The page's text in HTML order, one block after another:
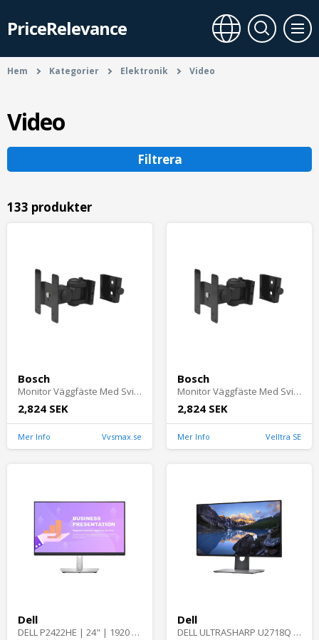
PriceRelevance
Hem Kategorier Elektronik Video
Video
Filtrera
133 produkter
Bosch
Monitor Väggfäste Med Svivel Svart Bosch
2,824 SEK
Mer Info Vvsmax.se
Bosch
Monitor Väggfäste Med Svivel Svart Bosch
2,824 SEK
Mer Info Velltra SE
Dell
DELL P2422HE | 24" | 1920 x 1080 | Bra skick | Dell
Dell
DELL ULTRASHARP U2718Q | 27" | 3840 x 2160 | Bra skick | Dell